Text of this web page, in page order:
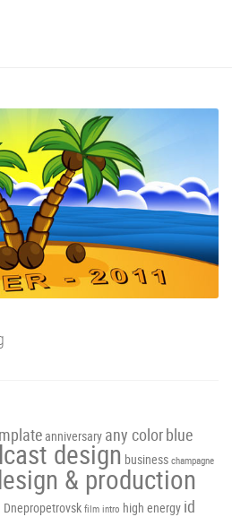
anniversary any colorblue
design business champagne
& production
Dnepropetrovsk film intro high energy id